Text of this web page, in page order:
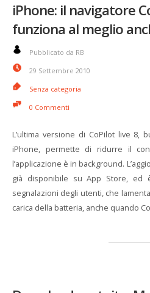
iPhone: il navigatore
funziona al meglio
Pubblicato da RB
29 Settembre 2010
Senza categoria
0 Commenti
L’ultima versione di CoPilot live 8,
iPhone, permette di ridurre il
l’applicazione è in background.
già disponibile su App Store, ed
segnalazioni degli utenti, che
carica della batteria, anche quando